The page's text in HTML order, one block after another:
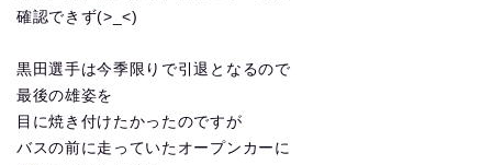
確認できず(>_<)
黒田選手は今季限りで引退となるので
最後の雄姿を
目に焼き付けたかったのですが
バスの前に走っていたオープンカーに